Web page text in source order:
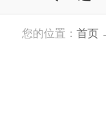
您的位置： 首页